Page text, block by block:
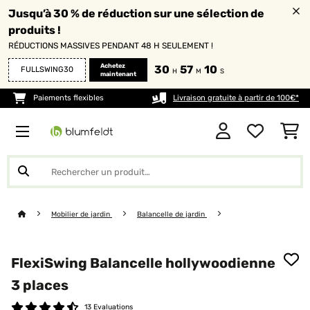
Jusqu’à 30 % de réduction sur une sélection de
produits !
RÉDUCTIONS MASSIVES PENDANT 48 H SEULEMENT !
FULLSWING30
Achetez
maintenant
30 H 57 M 10 S
Paiements flexibles Livraison gratuite à partir de 100€*
Mobilier de jardin Balancelle de jardin
FlexiSwing Balancelle hollywoodienne
3 places
13 Evaluations